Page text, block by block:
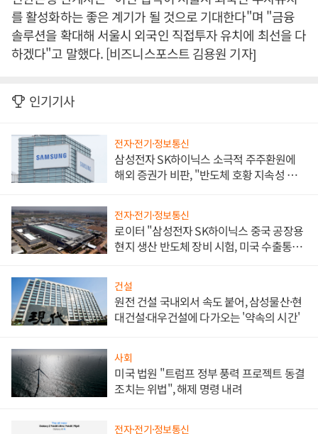
를 활성화하는 좋은 계기가 될 것으로 기대한다"며 "금융
솔루션을 확대해 서울시 외국인 직접투자 유치에 최선을 다
하겠다"고 말했다. [비즈니스포스트 김용원 기자]
인기기사
전자·전기·정보통신
삼성전자 SK하이닉스 소극적 주주환원에
해외 증권가 비판, "반도체 호황 지속성 의
전자·전기·정보통신
로이터 "삼성전자 SK하이닉스 중국 공장용
현지 생산 반도체 장비 시험, 미국 수출통제
건설
원전 건설 국내외서 속도 붙어, 삼성물산·현
대건설·대우건설에 다가오는 '약속의 시간'
사회
미국 법원 "트럼프 정부 풍력 프로젝트 동결
조치는 위법", 해제 명령 내려
전자·전기·정보통신